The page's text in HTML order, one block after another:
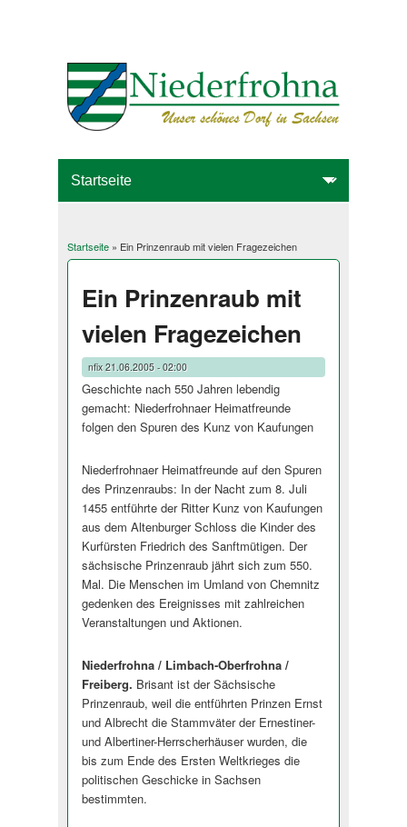
Sie sind hier
Startseite» Ein Prinzenraub mit vielen Fragezeichen
Ein Prinzenraub mit
vielen Fragezeichen
nfix21.06.2005 - 02:00
Geschichte nach 550 Jahren lebendig
gemacht: Niederfrohnaer Heimatfreunde
folgen den Spuren des Kunz von Kaufungen
Niederfrohnaer Heimatfreunde auf den Spuren
des Prinzenraubs: In der Nacht zum 8. Juli
1455 entführte der Ritter Kunz von Kaufungen
aus dem Altenburger Schloss die Kinder des
Kurfürsten Friedrich des Sanftmütigen. Der
sächsische Prinzenraub jährt sich zum 550.
Mal. Die Menschen im Umland von Chemnitz
gedenken des Ereignisses mit zahlreichen
Veranstaltungen und Aktionen.
Niederfrohna / Limbach-Oberfrohna /
Freiberg. Brisant ist der Sächsische
Prinzenraub, weil die entführten Prinzen Ernst
und Albrecht die Stammväter der Ernestiner-
und Albertiner-Herrscherhäuser wurden, die
bis zum Ende des Ersten Weltkrieges die
politischen Geschicke in Sachsen
bestimmten.